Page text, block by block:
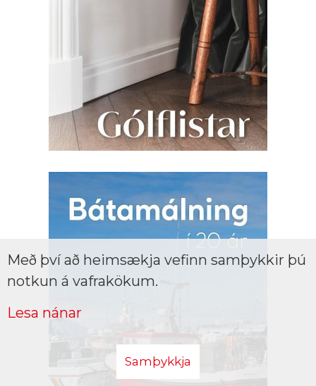
Með því að heimsækja vefinn samþykkir þú
notkun á vafrakökum.
Lesa nánar
Samþykkja